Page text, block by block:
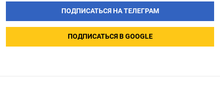
ПОДПИСАТЬСЯ НА ТЕЛЕГРАМ
ПОДПИСАТЬСЯ В GOOGLE